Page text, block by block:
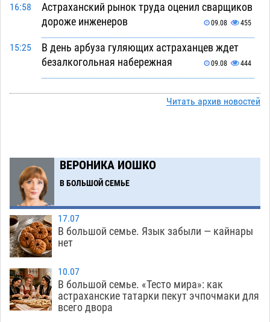
16:58
Астраханский рынок труда оценил сварщиков
дороже инженеров
09.08 455
15:25
В день арбуза гуляющих астраханцев ждет
безалкогольная набережная
09.08 444
Астрахани в кредитную яму
09.08 1018
12:03
Тысячи астраханцев останутся без горячей
воды до двадцатого августа
10:51
Жителей Астраханской области просят
присмотреться к прохожим
09:01
Большой и Мариинский театры высадятся в
21:11
Начало положено: астраханский «Волгарь»
одержал первую победу в сезоне
Читать архив новостей
ВЕРОНИКА ИОШКО
В БОЛЬШОЙ СЕМЬЕ
17.07
В большой семье. Язык забыли — кайнары
нет
10.07
В большой семье. «Тесто мира»: как
астраханские татарки пекут эчпочмаки для
всего двора